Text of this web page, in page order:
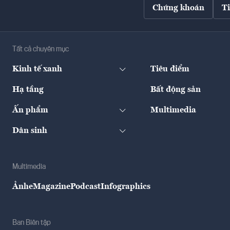
Chứng khoán
Tất cả chuyên mục
Kinh tế xanh Tiêu điểm
Hạ tầng Bất động sản
Ấn phẩm Multimedia
Dân sinh
Multimedia
ẢnheMagazinePodcastInfographics
Ban Biên tập